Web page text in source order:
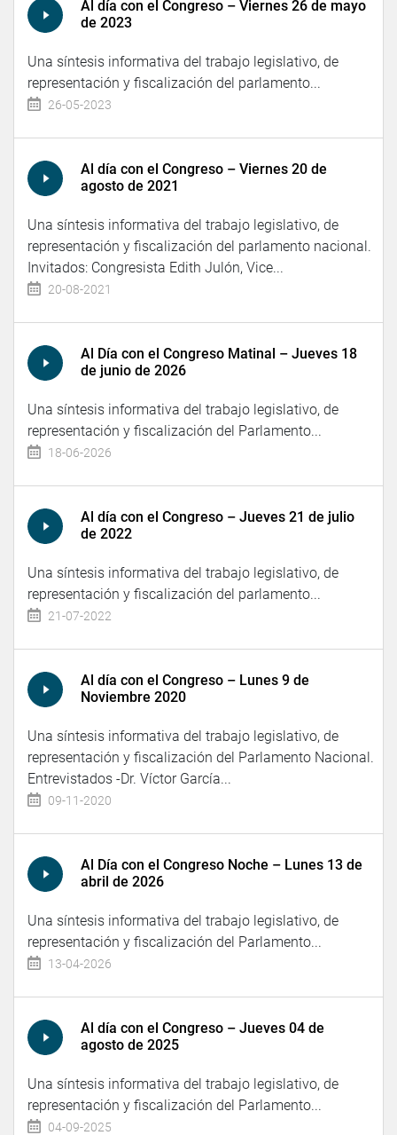
Al día con el Congreso – Viernes 26 de mayo
de 2023
Una síntesis informativa del trabajo legislativo, de
representación y fiscalización del parlamento...
26-05-2023
Al día con el Congreso – Viernes 20 de
agosto de 2021
Una síntesis informativa del trabajo legislativo, de
representación y fiscalización del parlamento nacional.
Invitados: Congresista Edith Julón, Vice...
20-08-2021
Al Día con el Congreso Matinal – Jueves 18
de junio de 2026
Una síntesis informativa del trabajo legislativo, de
representación y fiscalización del Parlamento...
18-06-2026
Al día con el Congreso – Jueves 21 de julio
de 2022
Una síntesis informativa del trabajo legislativo, de
representación y fiscalización del parlamento...
21-07-2022
Al día con el Congreso – Lunes 9 de
Noviembre 2020
Una síntesis informativa del trabajo legislativo, de
representación y fiscalización del Parlamento Nacional.
Entrevistados -Dr. Víctor García...
09-11-2020
Al Día con el Congreso Noche – Lunes 13 de
abril de 2026
Una síntesis informativa del trabajo legislativo, de
representación y fiscalización del Parlamento...
13-04-2026
Al día con el Congreso – Jueves 04 de
agosto de 2025
Una síntesis informativa del trabajo legislativo, de
representación y fiscalización del Parlamento...
04-09-2025